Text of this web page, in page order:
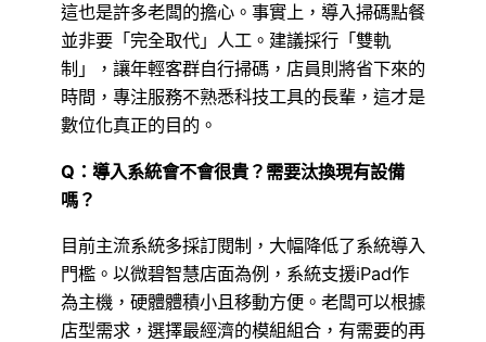
這也是許多老闆的擔心。事實上，導入掃碼點餐
並非要「完全取代」人工。建議採行「雙軌
制」，讓年輕客群自行掃碼，店員則將省下來的
時間，專注服務不熟悉科技工具的長輩，這才是
數位化真正的目的。
Q：導入系統會不會很貴？需要汰換現有設備
嗎？
目前主流系統多採訂閱制，大幅降低了系統導入
門檻。以微碧智慧店面為例，系統支援iPad作
為主機，硬體體積小且移動方便。老闆可以根據
店型需求，選擇最經濟的模組組合，有需要的再